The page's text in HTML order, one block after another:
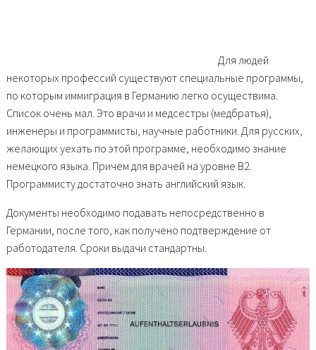
Для людей
некоторых профессий существуют специальные программы,
по которым иммиграция в Германию легко осуществима.
Список очень мал. Это врачи и медсестры (медбратья),
инженеры и программисты, научные работники. Для русских,
желающих уехать по этой программе, необходимо знание
немецкого языка. Причем для врачей на уровне В2.
Программисту достаточно знать английский язык.
Документы необходимо подавать непосредственно в
Германии, после того, как получено подтверждение от
работодателя. Сроки выдачи стандартны.